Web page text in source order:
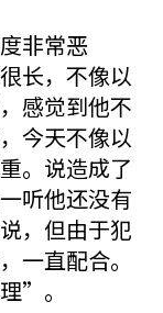
非常恶
长，不像以
感觉到他不
今天不像以
。说造成了
听他还没有
，但由于犯
一直配合。
”。